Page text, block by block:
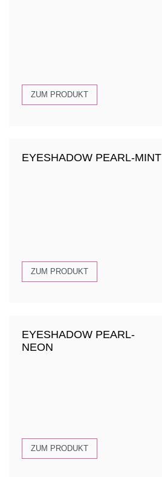
ZUM PRODUKT
EYESHADOW PEARL-MINT
ZUM PRODUKT
EYESHADOW PEARL-
NEON
ZUM PRODUKT